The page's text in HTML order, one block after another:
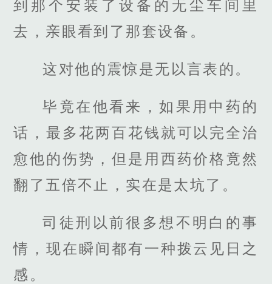
到那个安装了设备的无尘车间里
去，亲眼看到了那套设备。
这对他的震惊是无以言表的。
毕竟在他看来，如果用中药的
话，最多花两百花钱就可以完全治
愈他的伤势，但是用西药价格竟然
翻了五倍不止，实在是太坑了。
司徒刑以前很多想不明白的事
情，现在瞬间都有一种拨云见日之
感。